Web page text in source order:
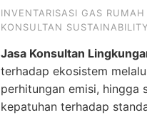
INVENTARISASI GAS RUMAH
KONSULTAN SUSTAINABILITY
Jasa Konsultan
terhadap ekosistem
perhitungan emisi, hingga
kepatuhan terhadap